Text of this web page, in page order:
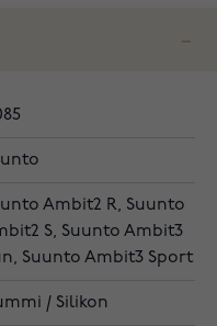
Ambit2 R, Suunto
S, Suunto Ambit3
Suunto Ambit3 Sport
/ Silikon